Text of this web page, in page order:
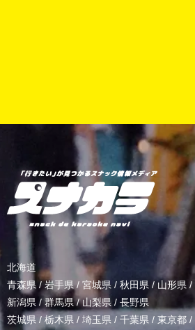
北海道
青森県 /岩手県/ 宮城県 / 秋田県 / 山形県 /
新潟県 /群馬県/山梨県 / 長野県
茨城県 / 栃木県 / 埼玉県 / 千葉県 / 東京都 /